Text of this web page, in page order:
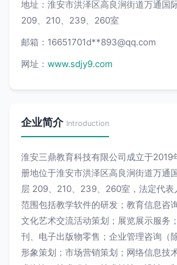
地址：淮安市洪泽区高良涧街道万通国
209、210、239、260室
邮箱：16651701d**893@qq.com
网址： www.sdjy9.com
企业简介 Introduction
淮安三鼎教育科技有限公司成立于2019
册地位于淮安市洪泽区高良涧街道万通
层 209、210、239、260室，法定代表
范围包括教学软件的研发；教育信息咨
文化艺术交流活动策划；展览展示服务
刊、电子出版物零售；企业管理咨询（
形象策划；市场营销策划；网络信息技